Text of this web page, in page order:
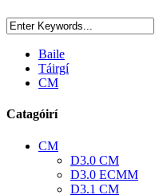
Baile
Táirgí
CM
Catagóirí
CM
D3.0 CM
D3.0 ECMM
D3.1 CM